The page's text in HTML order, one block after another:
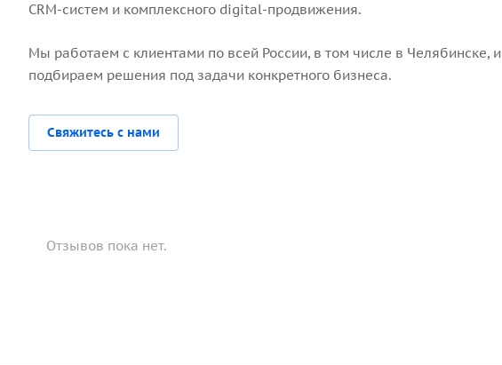
CRM-систем и комплексного digital-продвижения.
Мы работаем с клиентами по всей России, в том числе в Челябинске, и
подбираем решения под задачи конкретного бизнеса.
Свяжитесь с нами
Отзывов пока нет.